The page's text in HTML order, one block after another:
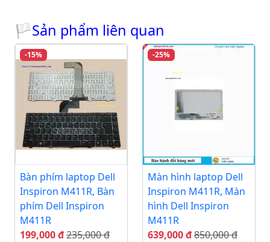
🏳Sản phẩm liên quan
-15%
Bàn phím laptop Dell
Inspiron M411R, Bàn
phím Dell Inspiron
M411R
199,000 đ235,000 đ
-25%
Màn hình laptop Dell
Inspiron M411R, Màn
hình Dell Inspiron
M411R
639,000 đ850,000 đ